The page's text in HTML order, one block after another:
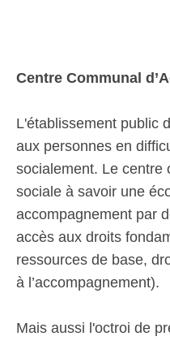
Centre Communal
L'établissement public
aux personnes en
socialement. Le centre
sociale à savoir une
accompagnement par
accès aux droits
ressources de base,
à l’accompagnement).
Mais aussi l'octroi de